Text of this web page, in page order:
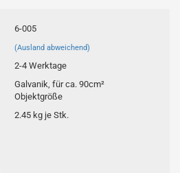
6-005
(Ausland abweichend)
2-4 Werktage
Galvanik, für ca. 90cm²
Objektgröße
2.45kg je Stk.